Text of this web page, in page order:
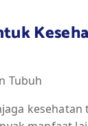
Tubuh